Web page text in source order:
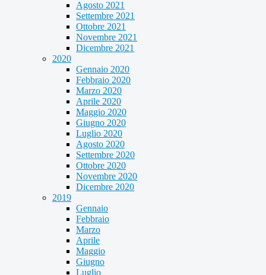
Agosto 2021
Settembre 2021
Ottobre 2021
Novembre 2021
Dicembre 2021
2020
Gennaio 2020
Febbraio 2020
Marzo 2020
Aprile 2020
Maggio 2020
Giugno 2020
Luglio 2020
Agosto 2020
Settembre 2020
Ottobre 2020
Novembre 2020
Dicembre 2020
2019
Gennaio
Febbraio
Marzo
Aprile
Maggio
Giugno
Luglio